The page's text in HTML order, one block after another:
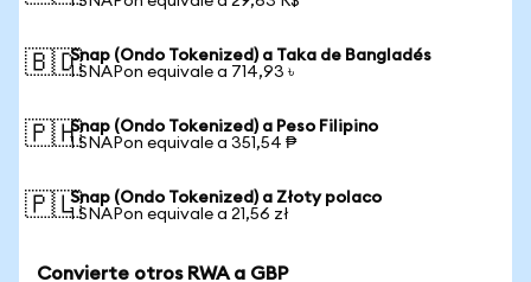
🇧🇩Snap (Ondo Tokenized) a Taka de Bangladés
1 SNAPon equivale a 714,93 ৳
🇵🇭Snap (Ondo Tokenized) a Peso Filipino
1 SNAPon equivale a 351,54 ₱
🇵🇱Snap (Ondo Tokenized) a Złoty polaco
1 SNAPon equivale a 21,56 zł
Convierte otros RWA a GBP